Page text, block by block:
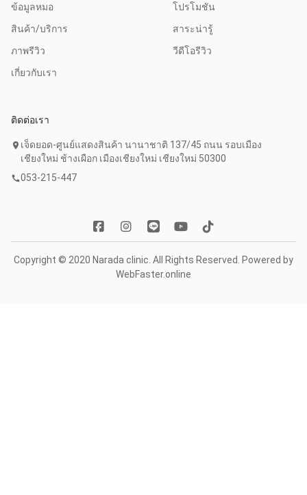
ข้อมูลหมอ
โปรโมชัน
สินค้า/บริการ
สาระน่ารู้
ภาพรีวิว
วีดีโอรีวิว
เกี่ยวกับเรา
ติดต่อเรา
location_on เจ็ดยอด-ศูนย์แสดงสินค้า นานาชาติ 137/45 ถนน รอบเมือง
เชียงใหม่ ช้างเผือก เมืองเชียงใหม่ เชียงใหม่ 50300
call053-215-447
Copyright © 2020 Narada clinic. All Rights Reserved. Powered by
WebFaster.online